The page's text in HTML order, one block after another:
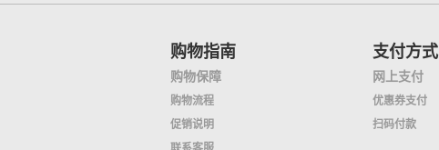
购物指南
购物保障
购物流程
促销说明
支付方式
网上支付
优惠券支付
扫码付款